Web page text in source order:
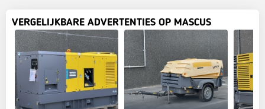
VERGELIJKBARE ADVERTENTIES OP MASCUS